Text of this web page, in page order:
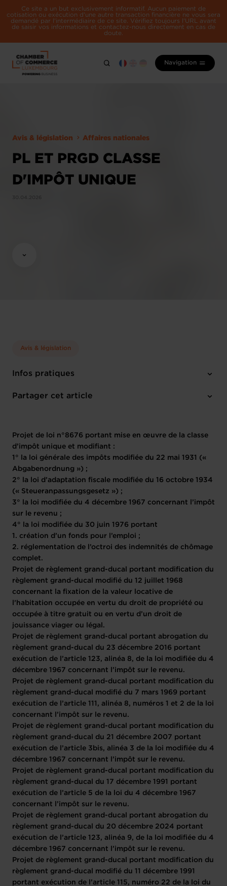
Ce site a un but exclusivement informatif. Aucun paiement de
cotisation ou exécution d'une autre transaction financière ne vous sera
demandé par l'intermédiaire de ce site. Vérifiez toujours l'URL avant
de saisir vos informations et contactez-nous directement en cas de
doute.
Navigation
Avis & législation Affaires nationales
PL ET PRGD CLASSE
D'IMPÔT UNIQUE
Avis & législation
Infos pratiques
24 textes de projet
Partager cet article
Projet de loi n°8676 portant mise en œuvre de la classe
d’impôt unique et modifiant :
1° la loi générale des impôts modifiée du 22 mai 1931 («
Abgabenordnung ») ;
2° la loi d’adaptation fiscale modifiée du 16 octobre 1934
(« Steueranpassungsgesetz ») ;
3° la loi modifiée du 4 décembre 1967 concernant l’impôt
sur le revenu ;
4° la loi modifiée du 30 juin 1976 portant
1. création d’un fonds pour l’emploi ;
2. réglementation de l’octroi des indemnités de chômage
complet.
Projet de règlement grand-ducal portant modification du
règlement grand-ducal modifié du 12 juillet 1968
concernant la fixation de la valeur locative de
l’habitation occupée en vertu du droit de propriété ou
occupée à titre gratuit ou en vertu d’un droit de
jouissance viager ou légal.
Projet de règlement grand-ducal portant abrogation du
règlement grand-ducal du 23 décembre 2016 portant
exécution de l’article 123, alinéa 8, de la loi modifiée du 4
décembre 1967 concernant l’impôt sur le revenu.
Projet de règlement grand-ducal portant modification du
règlement grand-ducal modifié du 7 mars 1969 portant
exécution de l’article 111, alinéa 8, numéros 1 et 2 de la loi
concernant l’impôt sur le revenu.
Projet de règlement grand-ducal portant modification du
règlement grand-ducal du 21 décembre 2007 portant
exécution de l’article 3bis, alinéa 3 de la loi modifiée du 4
décembre 1967 concernant l’impôt sur le revenu.
Projet de règlement grand-ducal portant modification du
règlement grand-ducal du 17 décembre 1991 portant
exécution de l’article 5 de la loi du 4 décembre 1967
concernant l’impôt sur le revenu.
Projet de règlement grand-ducal portant abrogation du
règlement grand-ducal du 20 décembre 2024 portant
exécution de l’article 123, alinéa 9, de la loi modifiée du 4
décembre 1967 concernant l’impôt sur le revenu.
Projet de règlement grand-ducal portant modification du
règlement grand-ducal modifié du 11 décembre 1991
portant exécution de l’article 115, numéro 22 de la loi du